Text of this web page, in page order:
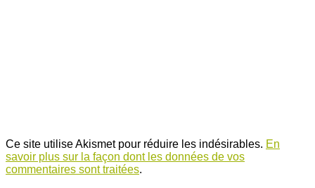
Ce site utilise Akismet pour réduire les indésirables. En
savoir plus sur la façon dont les données de vos
commentaires sont traitées.